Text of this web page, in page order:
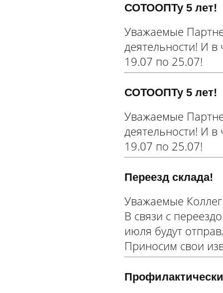
СОТООПТу 5 лет!
Уважаемые
деятельности! И в
19.07 по 25.07!
СОТООПТу 5 лет!
Уважаемые
деятельности! И в
19.07 по 25.07!
Переезд склада!
Уважаемые
В связи с
июля будут
Приносим свои